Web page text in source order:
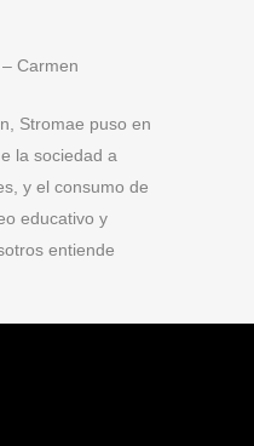
Carmen
Stromae puso en
la sociedad a
y el consumo de
educativo y
entiende